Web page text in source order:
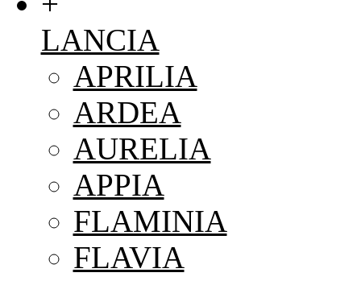
LANCIA
APRILIA
ARDEA
AURELIA
APPIA
FLAMINIA
FLAVIA